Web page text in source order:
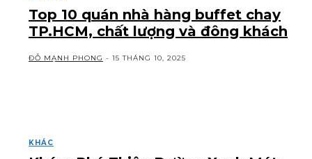
Top 10 quán nhà hàng buffet chay
TP.HCM, chất lượng và đông khách
ĐỖ MẠNH PHONG - 15 THÁNG 10, 2025
KHÁC